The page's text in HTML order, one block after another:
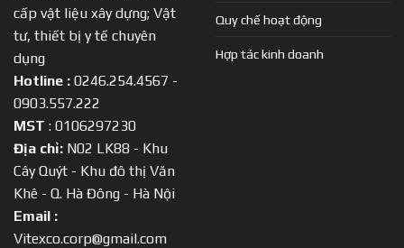
cấp vật liệu xây dựng; Vật
tư, thiết bị y tế chuyên
dụng
Hotline : 0246.254.4567 -
0903.557.222
MST : 0106297230
Địa chỉ: N02 LK88 - Khu
Cây Quýt - Khu đô thị Văn
Khê - Q. Hà Đông - Hà Nội
Email :
Vitexco.corp@gmail.com
Quy chế hoạt động
Hợp tác kinh doanh